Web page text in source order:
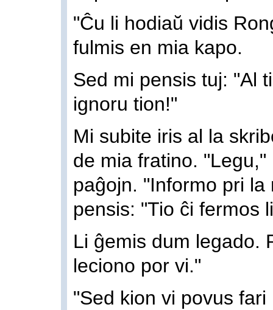
"Ĉu li hodiaŭ vidis
fulmis en mia kapo.
Sed mi pensis tuj: "Al
ignoru tion!"
Mi subite iris al la
de mia fratino.
paĝojn. "Informo pri
pensis: "Tio ĉi fermos
Li ĝemis dum legado.
leciono por vi."
"Sed kion vi povus